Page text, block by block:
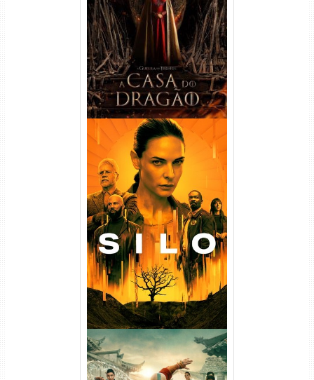
Temporada Torrent (2022)
WEB-DL 720p/1080p Dual
Áudio
Silo 1ª Temporada Torrent
(2023) WEB-DL
720p/1080p/4K Dual Áudio